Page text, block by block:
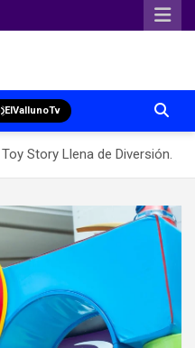
ElVallunoTv
Toy Story Llena de Diversión.